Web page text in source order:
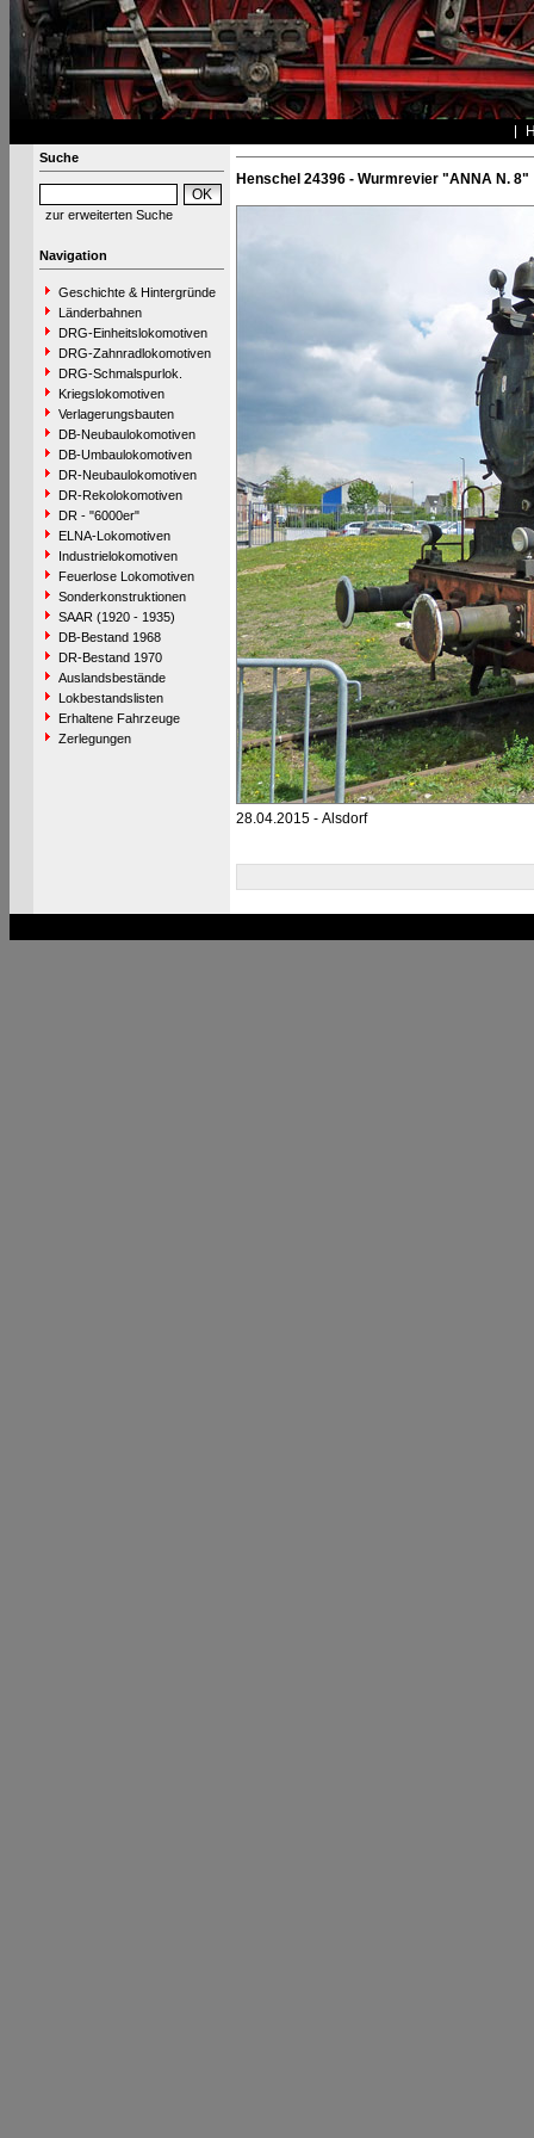
Suche
zur erweiterten Suche
Navigation
Geschichte & Hintergründe
Länderbahnen
DRG-Einheitslokomotiven
DRG-Zahnradlokomotiven
DRG-Schmalspurlok.
Kriegslokomotiven
Verlagerungsbauten
DB-Neubaulokomotiven
DB-Umbaulokomotiven
DR-Neubaulokomotiven
DR-Rekolokomotiven
DR - "6000er"
ELNA-Lokomotiven
Industrielokomotiven
Feuerlose Lokomotiven
Sonderkonstruktionen
SAAR (1920 - 1935)
DB-Bestand 1968
DR-Bestand 1970
Auslandsbestände
Lokbestandslisten
Erhaltene Fahrzeuge
Zerlegungen
Henschel 24396 - Wurmrevier "ANNA N. 8"
28.04.2015 - Alsdorf